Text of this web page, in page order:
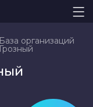
База организаций
Грозный